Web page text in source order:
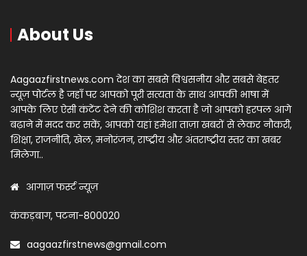
About Us
Aagaazfirstnews.com देश का सबसे विश्वसनीय और सबसे बेहतर
न्यूज़ पोर्टल है जहाँ पर आपको पूरी सत्यता के साथ आपकी भाषा में
आपके लिए ऐसी कंटेंट देने की कोशिश करता है जो आपको हरपल आगे
बढ़ाने में मदद कर सकें, आपको यहां हमेशा ताज़ा खबरों से लेकर नौकरी,
शिक्षा, राजनीति, खेल, मनोरंजन, राष्ट्रीय और अंतराष्ट्रीय स्तर का खबर
मिलेगा..
आगाज़ फर्स्ट न्यूज़
कंकड़बाग, पटना-800020
aagaazfirstnews@gmail.com